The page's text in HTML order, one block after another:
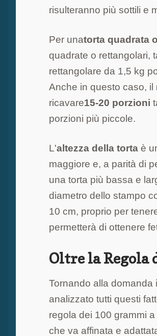
risulteranno più sottili e
Per unatorta quadrata
quadrate o rettangolari,
rettangolare da 1,5 kg
Anche in questo caso,
ricavare15-20 porzioni
porzioni più piccole.
L'altezza della torta è
maggiore e, a parità di
una torta più bassa e
diametro dello stampo
10 cm, proprio per
permetterà di ottenere
Oltre la Regola
Tornando alla domanda
analizzato tutti questi
regola dei 100 grammi
che va affinata e